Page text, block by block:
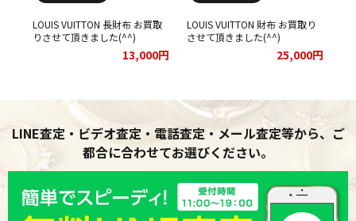
LOUIS VUITTON 長財布 お買取
りさせて頂きました(^^)
13,000円
LOUIS VUITTON 財布 お買取り
させて頂きました(^^)
25,000円
LINE査定・ビデオ査定・電話査定・メール査定等から、ご
都合に合わせてお選びください。